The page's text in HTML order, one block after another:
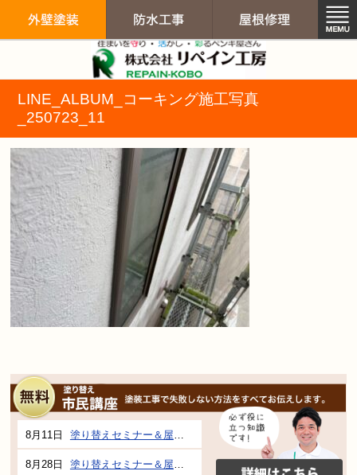
LINE_ALBUM_コーキング施工写真
_250723_11
8月11日 塗り替えセミナー＆屋根、外壁の塗り替え市民講座 inぎふメディアコスモス
8月28日 塗り替えセミナー＆屋根、外壁の塗り替え市民講座 inぎふメディアコスモス